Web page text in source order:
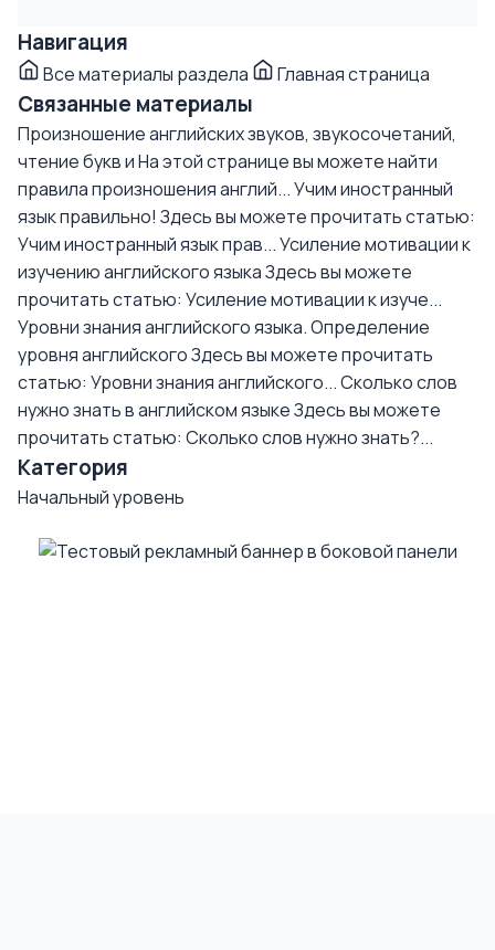
Навигация
Все материалы раздела Главная страница
Связанные материалы
Произношение английских звуков, звукосочетаний,
чтение букв иНа этой странице вы можете найти
правила произношения англий...Учим иностранный
язык правильно! Здесь вы можете прочитать статью:
Учим иностранный язык прав...Усиление мотивации к
изучению английского языкаЗдесь вы можете
прочитать статью: Усиление мотивации к изуче...
Уровни знания английского языка. Определение
уровня английскогоЗдесь вы можете прочитать
статью: Уровни знания английского...Сколько слов
нужно знать в английском языкеЗдесь вы можете
прочитать статью: Сколько слов нужно знать?...
Категория
Начальный уровень